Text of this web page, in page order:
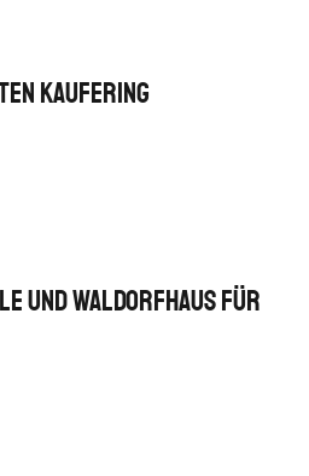
Kaufering
und Waldorfhaus für